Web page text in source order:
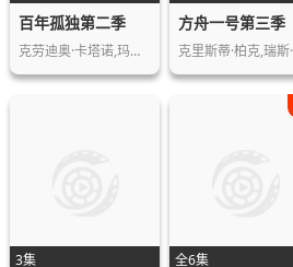
百年孤独第二季
克劳迪奥·卡塔诺,玛莉达·索托,罗兰·…
方舟一号第三季
3集
全6集